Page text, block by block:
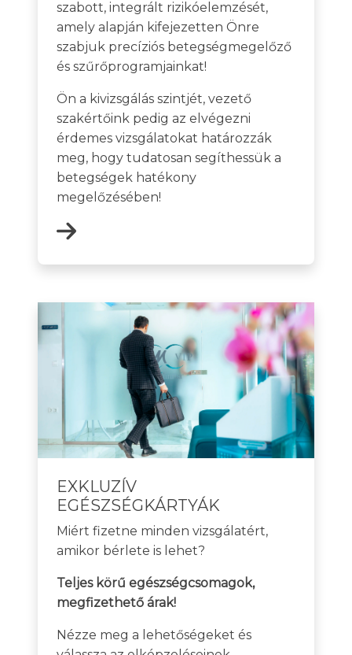
szabott, integrált rizikóelemzését,
amely alapján kifejezetten Önre
szabjuk precíziós betegségmegelőző
és szűrőprogramjainkat!
Ön a kivizsgálás szintjét, vezető
szakértőink pedig az elvégezni
érdemes vizsgálatokat határozzák
meg, hogy tudatosan segíthessük a
betegségek hatékony
megelőzésében!
EXKLUZÍV
EGÉSZSÉGKÁRTYÁK
Miért fizetne minden vizsgálatért,
amikor bérlete is lehet?
Teljes körű egészségcsomagok,
megfizethető árak!
Nézze meg a lehetőségeket és